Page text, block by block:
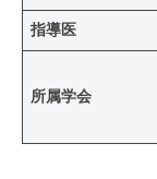
指導医
所属学会